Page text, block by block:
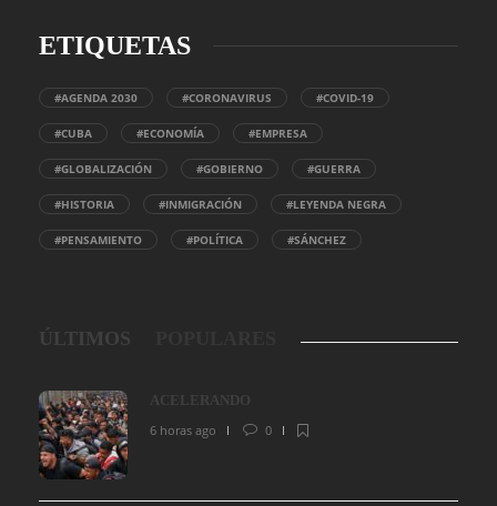
ETIQUETAS
#AGENDA 2030 #CORONAVIRUS #COVID-19
#CUBA #ECONOMÍA #EMPRESA
#GLOBALIZACIÓN #GOBIERNO #GUERRA
#HISTORIA #INMIGRACIÓN #LEYENDA NEGRA
#PENSAMIENTO #POLÍTICA #SÁNCHEZ
ÚLTIMOS
ACELERANDO
6 horas ago
0